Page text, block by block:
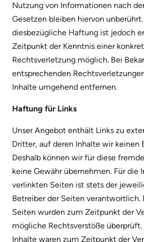
Nutzung von Informationen nach
Gesetzen bleiben hiervon
diesbezügliche Haftung ist jedoch
Zeitpunkt der Kenntnis einer
Rechtsverletzung möglich. Bei
entsprechenden
Inhalte umgehend entfernen.
Haftung für Links
Unser Angebot enthält Links zu
Dritter, auf deren Inhalte wir keinen
Deshalb können wir für diese
keine Gewähr übernehmen. Für die
verlinkten Seiten ist stets der
Betreiber der Seiten verantwortlich.
Seiten wurden zum Zeitpunkt der
mögliche Rechtsverstöße
Inhalte waren zum Zeitpunkt der